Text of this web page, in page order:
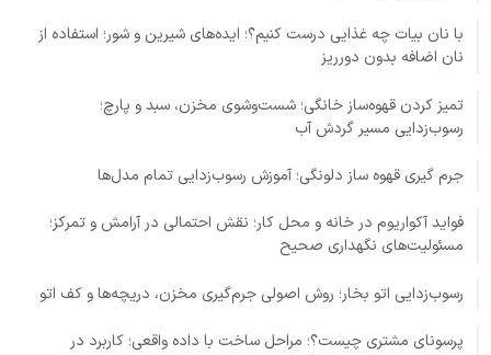
با نان بیات چه غذایی درست کنیم؟؛ ایده‌های شیرین و شور؛ استفاده از
نان اضافه بدون دورریز
تمیز کردن قهوه‌ساز خانگی؛ شست‌وشوی مخزن، سبد و پارچ؛
رسوب‌زدایی مسیر گردش آب
جرم گیری قهوه ساز دلونگی؛ آموزش رسوب‌زدایی تمام مدل‌ها
فواید آکواریوم در خانه و محل کار؛ نقش احتمالی در آرامش و تمرکز؛
مسئولیت‌های نگهداری صحیح
رسوب‌زدایی اتو بخار؛ روش اصولی جرم‌گیری مخزن، دریچه‌ها و کف اتو
پرسونای مشتری چیست؟؛ مراحل ساخت با داده واقعی؛ کاربرد در